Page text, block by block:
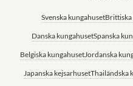
Svenska kungahusetBrittiska
Danska kungahusetSpanska
Belgiska kungahusetJordanska
Japanska kejsarhusetThailändska